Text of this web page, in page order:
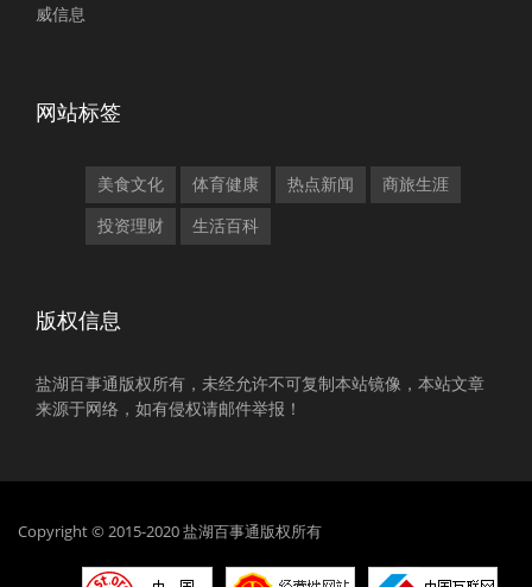
威信息
网站标签
美食文化 体育健康 热点新闻 商旅生涯
投资理财 生活百科
版权信息
盐湖百事通版权所有，未经允许不可复制本站镜像，本站文章
来源于网络，如有侵权请邮件举报！
Copyright © 2015-2020 盐湖百事通版权所有